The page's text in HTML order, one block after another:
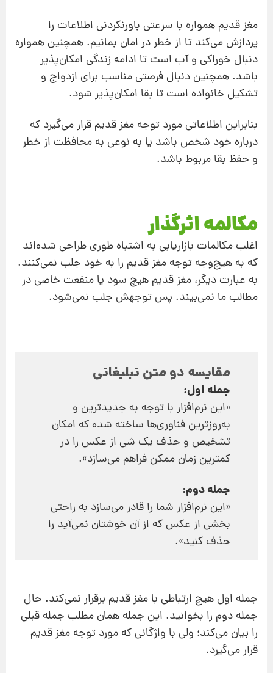
مغز قدیم همواره با سرعتی باورنکردنی اطلاعات را
پردازش می‌کند تا از خطر در امان بمانیم. همچنین همواره
دنبال خوراکی و آب است تا ادامه زندگی امکان‌پذیر
باشد. همچنین دنبال فرصتی مناسب برای ازدواج و
تشکیل خانواده است تا بقا امکان‌پذیر شود.
بنابراین اطلاعاتی مورد توجه مغز قدیم قرار می‌گیرد که
درباره خود شخص باشد یا به نوعی به محافظت از خطر
و حفظ بقا مربوط باشد.
مکالمه اثرگذار
اغلب مکالمات بازاریابی به اشتباه طوری طراحی شده‌اند
که به هیچ‌وجه توجه مغز قدیم را به خود جلب نمی‌کنند.
به عبارت دیگر، مغز قدیم هیچ سود یا منفعت خاصی در
مطالب ما نمی‌بیند. پس توجهش جلب نمی‌شود.
مقایسه دو متن تبلیغاتی
جمله اول:
«این نرم‌افزار با توجه به جدیدترین و
به‌روز‌ترین فناوری‌ها ساخته شده که امکان
تشخیص و حذف یک شی از عکس را در
کمترین زمان ممکن فراهم می‌سازد».
جمله دوم:
«این نرم‌افزار شما را قادر می‌سازد به راحتی
بخشی از عکس که از آن خوشتان نمی‌آید را
حذف کنید».
جمله اول هیچ ارتباطی با مغز قدیم برقرار نمی‌کند. حال
جمله دوم را بخوانید. این جمله همان مطلب جمله قبلی
را بیان می‌کند؛ ولی با واژگانی که مورد توجه مغز قدیم
قرار می‌گیرد.